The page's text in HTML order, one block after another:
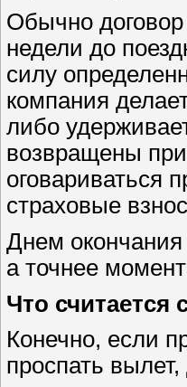
Обычно
недели до
силу
компания
либо
возвращены
оговариваться
страховые
Днем окончания
а точнее
Что считается
Конечно, если
проспать